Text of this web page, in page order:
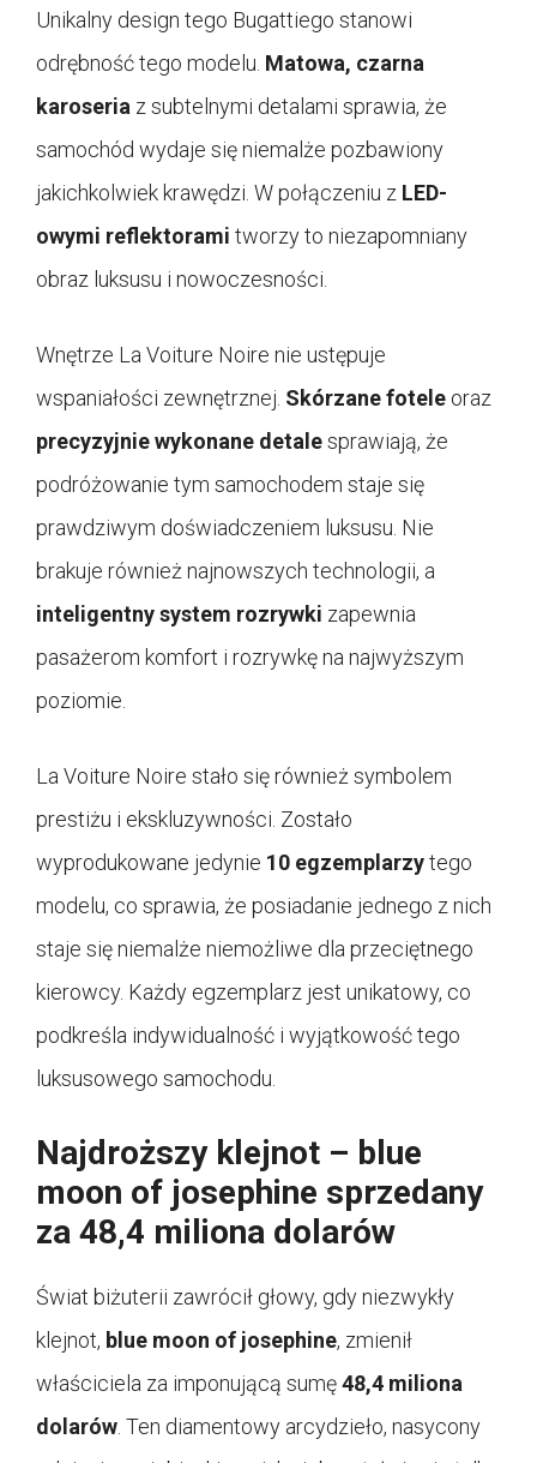
Unikalny design tego Bugattiego stanowi
odrębność tego modelu. Matowa, czarna
karoseria z subtelnymi detalami sprawia, że
samochód wydaje się niemalże pozbawiony
jakichkolwiek krawędzi. W połączeniu z LED-
owymi reflektorami tworzy to niezapomniany
obraz luksusu i nowoczesności.
Wnętrze La Voiture Noire nie ustępuje
wspaniałości zewnętrznej. Skórzane fotele oraz
precyzyjnie wykonane detalesprawiają, że
podróżowanie tym samochodem staje się
prawdziwym doświadczeniem luksusu. Nie
brakuje również najnowszych technologii, a
inteligentny system rozrywki zapewnia
pasażerom komfort i rozrywkę na najwyższym
poziomie.
La Voiture Noire stało się również symbolem
prestiżu i ekskluzywności. Zostało
wyprodukowane jedynie 10 egzemplarzytego
modelu, co sprawia, że posiadanie jednego z nich
staje się niemalże niemożliwe dla przeciętnego
kierowcy. Każdy egzemplarz jest unikatowy, co
podkreśla indywidualność i wyjątkowość tego
luksusowego samochodu.
Najdroższy klejnot – blue
moon of josephine sprzedany
za 48,4 miliona dolarów
Świat biżuterii zawrócił głowy, gdy niezwykły
klejnot, blue moon of josephine, zmienił
właściciela za imponującą sumę48,4 miliona
dolarów . Ten diamentowy arcydzieło, nasycony